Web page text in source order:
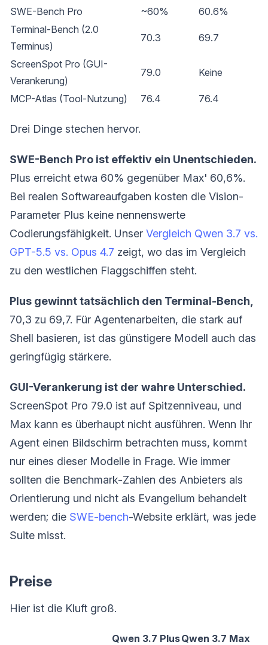
SWE-Bench Pro
~60%
60.6%
Terminal-Bench (2.0
Terminus)
70.3 69.7
ScreenSpot Pro (GUI-
Verankerung)
79.0 Keine
MCP-Atlas (Tool-Nutzung) 76.4 76.4
Drei Dinge stechen hervor.
SWE-Bench Pro ist effektiv ein Unentschieden.
Plus erreicht etwa 60% gegenüber Max' 60,6%.
Bei realen Softwareaufgaben kosten die Vision-
Parameter Plus keine nennenswerte
Codierungsfähigkeit. Unser Vergleich Qwen 3.7 vs.
GPT-5.5 vs. Opus 4.7 zeigt, wo das im Vergleich
zu den westlichen Flaggschiffen steht.
Plus gewinnt tatsächlich den Terminal-Bench,
70,3 zu 69,7. Für Agentenarbeiten, die stark auf
Shell basieren, ist das günstigere Modell auch das
geringfügig stärkere.
GUI-Verankerung ist der wahre Unterschied.
ScreenSpot Pro 79.0 ist auf Spitzenniveau, und
Max kann es überhaupt nicht ausführen. Wenn Ihr
Agent einen Bildschirm betrachten muss, kommt
nur eines dieser Modelle in Frage. Wie immer
sollten die Benchmark-Zahlen des Anbieters als
Orientierung und nicht als Evangelium behandelt
werden; die SWE-bench-Website erklärt, was jede
Suite misst.
Preise
Hier ist die Kluft groß.
Qwen 3.7 PlusQwen 3.7 Max